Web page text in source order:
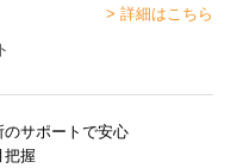
> 詳細はこちら
サポートで安心
把握